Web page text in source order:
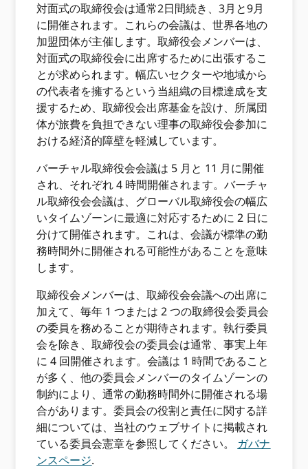
対面式の取締役会は通常2日間続き、3月と9月
に開催されます。これらの会議は、世界各地の
加盟団体が主催します。取締役会メンバーは、
対面式の取締役会に出席するために出張するこ
とが求められます。幅広いセクターや地域から
の代表者を擁するという当組織の目標達成を支
援するため、取締役会出席基金を設け、所属団
体が旅費を負担できない理事の取締役会参加に
おける経済的障壁を軽減しています。
バーチャル取締役会会議は 5 月と 11 月に開催
され、それぞれ 4 時間開催されます。バーチャ
ル取締役会会議は、グローバル取締役会の幅広
いタイムゾーンに最適に対応するために 2 日に
分けて開催されます。これは、会議が標準の勤
務時間外に開催される可能性があることを意味
します。
取締役会メンバーは、取締役会会議への出席に
加えて、毎年 1 つまたは 2 つの取締役会委員会
の委員を務めることが期待されます。執行委員
会を除き、取締役会の委員会は通常、事実上年
に 4 回開催されます。会議は 1 時間であること
が多く、他の委員会メンバーのタイムゾーンの
制約により、通常の勤務時間外に開催される場
合があります。委員会の役割と責任に関する詳
細については、当社のウェブサイトに掲載され
ている委員会憲章を参照してください。 ガバナ
ンスページ.